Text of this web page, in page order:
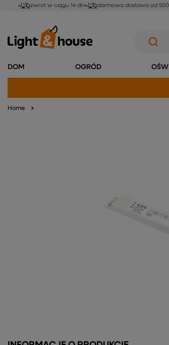
zwrot w ciągu 14 dni darmowa dostawa od 500
DOM OGRÓD
Home